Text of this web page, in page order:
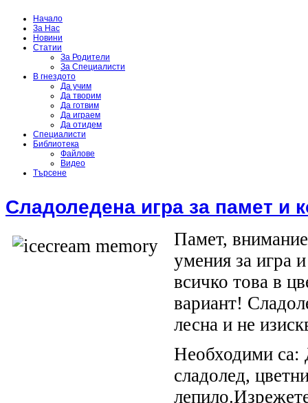
Начало
За Нас
Новини
Статии
За Родители
За Специалисти
В гнездото
Да учим
Да творим
Да готвим
Да играем
Да отидем
Специалисти
Библиотека
Файлове
Видео
Търсене
Сладоледена игра за памет и
Памет,
умения за игра
всичко това в
вариант!
лесна и не
Необходими са:
сладолед,
лепило.